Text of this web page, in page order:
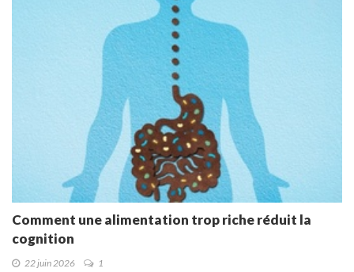
Comment une alimentation trop riche réduit la
cognition
22 juin 2026 1